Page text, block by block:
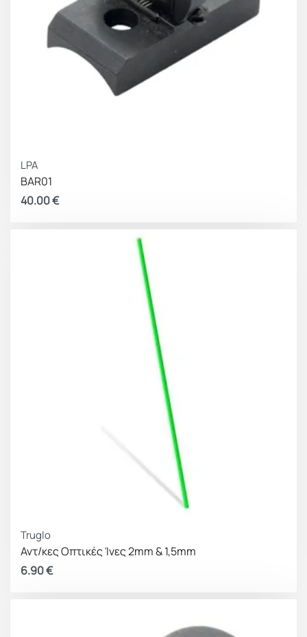
LPA
BAR01
40.00€
Truglo
Αντ/κες Οπτικές Ίνες 2mm & 1,5mm
6.90€